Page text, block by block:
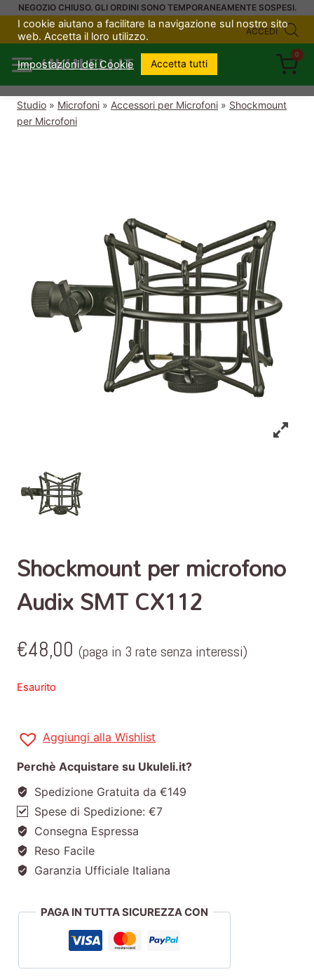
SaltaNEGOZIO CHIUSO. GLI ORDINI SONO TEMPORANEAMENTE SOSPESI.
ACCEDI
UKULELI.IT
0
Studio » Microfoni » Accessori per Microfoni » Shockmount
per Microfoni
Shockmount per microfono
Audix SMT CX112
€48,00 (paga in 3 rate senza interessi)
Esaurito
Aggiungi alla Wishlist
Perchè Acquistare su Ukuleli.it?
Spedizione Gratuita da €149
Spese di Spedizione: €7
Consegna Espressa
Reso Facile
Garanzia Ufficiale Italiana
PAGA IN TUTTA SICUREZZA CON
I cookie aiutano a facilitare la navigazione sul nostro sito
web. Accetta il loro utilizzo.
Impostazioni dei Cookie Accetta tutti